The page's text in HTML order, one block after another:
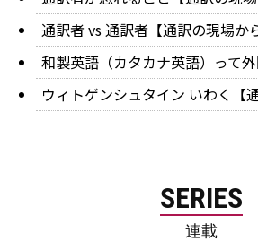
通訳者 vs 通訳者【通訳の現場か
和製英語（カタカナ英語）って
ウィトゲンシュタイン いわく【
SERIES
連載